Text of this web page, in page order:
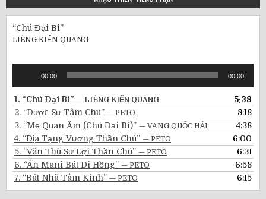
“Chú Đại Bi”
LIÊNG KIẾN QUANG
00:00 00:00
1. “Chú Đại Bi” — LIÊNG KIẾN QUANG
5:38
2. “Dược Sư Tâm Chú” — PETO
8:18
3. “Mẹ Quan Âm (Chú Đại Bi)” — VANG QUỐC HẢI
4:38
4. “Địa Tạng Vương Thần Chú” — PETO
6:00
5. “Văn Thù Sư Lợi Thần Chú” — PETO
6:31
6. “Án Mani Bát Di Hồng” — PETO
6:58
7. “Bát Nhã Tâm Kinh” — PETO 6:15